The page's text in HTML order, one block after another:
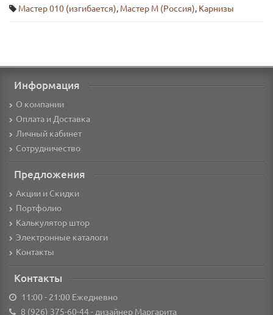
Мастер 010 (изгибается), Мастер М (Россия), Карнизы
Информация
О компании
Оплата и Доставка
Личный кабинет
Сотрудничество
Предложения
Акции и Скидки
Портфолио
Калькулятор штор
Электронные каталоги
Контакты
Контакты
11:00 - 21:00 Ежедневно
8 (926) 375-60-44- дизайнер Маргарита